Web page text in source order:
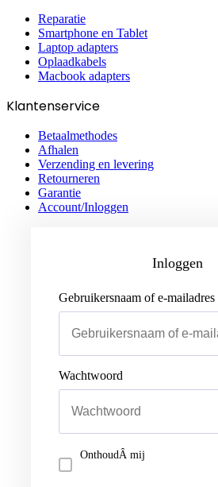
Reparatie
Smartphone en Tablet
Laptop adapters
Oplaadkabels
Macbook adapters
Klantenservice
Betaalmethodes
Afhalen
Verzending en levering
Retourneren
Garantie
Account/Inloggen
Gebruikersnaam of e-mailadres
Wachtwoord